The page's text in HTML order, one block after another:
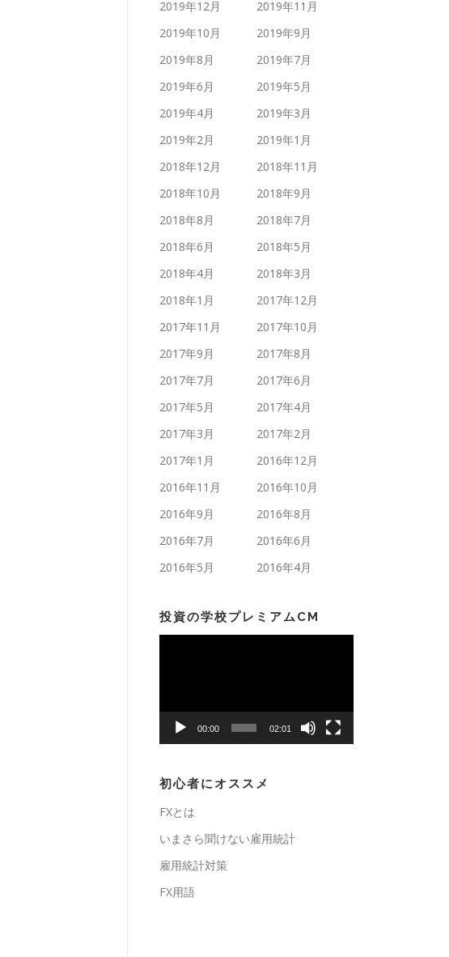
2019年12月
2019年11月
2019年10月
2019年9月
2019年8月
2019年7月
2019年6月
2019年5月
2019年4月
2019年3月
2019年2月
2019年1月
2018年12月
2018年11月
2018年10月
2018年9月
2018年8月
2018年7月
2018年6月
2018年5月
2018年4月
2018年3月
2018年1月
2017年12月
2017年11月
2017年10月
2017年9月
2017年8月
2017年7月
2017年6月
2017年5月
2017年4月
2017年3月
2017年2月
2017年1月
2016年12月
2016年11月
2016年10月
2016年9月
2016年8月
2016年7月
2016年6月
2016年5月
2016年4月
投資の学校プレミアムCM
ヤ
00:00 02:01
初心者にオススメ
FXとは
いまさら聞けない雇用統計
雇用統計対策
FX用語